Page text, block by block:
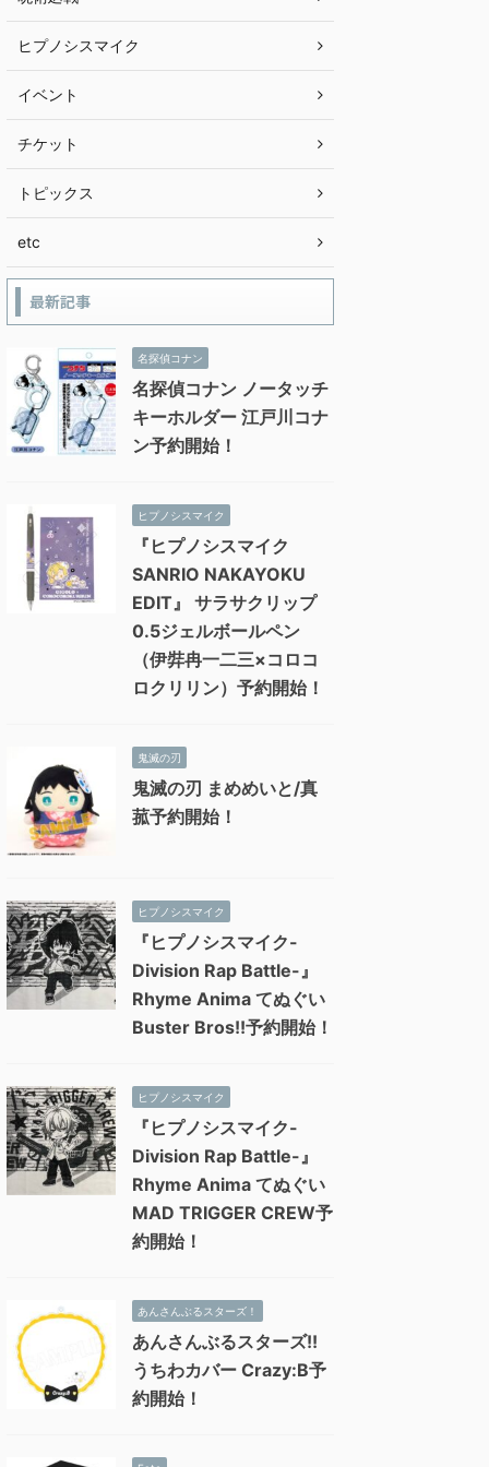
ヒプノシスマイク
イベント
チケット
トピックス
etc
最新記事
名探偵コナン
名探偵コナン ノータッチ
キーホルダー 江戸川コナ
ン予約開始！
ヒプノシスマイク
『ヒプノシスマイク
SANRIO NAKAYOKU
EDIT』 サラサクリップ
0.5ジェルボールペン
（伊弉冉一二三×コロコ
ロクリリン）予約開始！
鬼滅の刃
鬼滅の刃 まめめいと/真
菰予約開始！
ヒプノシスマイク
『ヒプノシスマイク-
Division Rap Battle-』
Rhyme Anima てぬぐい
Buster Bros!!予約開始！
ヒプノシスマイク
『ヒプノシスマイク-
Division Rap Battle-』
Rhyme Anima てぬぐい
MAD TRIGGER CREW予
約開始！
あんさんぶるスターズ！
あんさんぶるスターズ!!
うちわカバー Crazy:B予
約開始！